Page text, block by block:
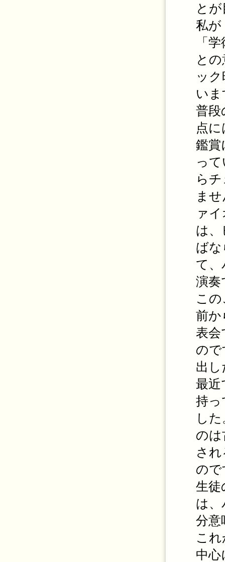
と
私が
「
と
ッ
い
普段
点
鑑賞
っ
ら
ま
ァ
は
ば
て
演奏
こ
前か
表会
の
出
最近
持っ
し
の
さ
の
生徒
は
分意
こ
中心